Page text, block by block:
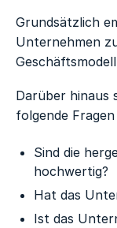
Grundsätzlich
Unternehmen
Darüber hinaus
folgende
Sind die
hochwertig?
Hat das
Ist das